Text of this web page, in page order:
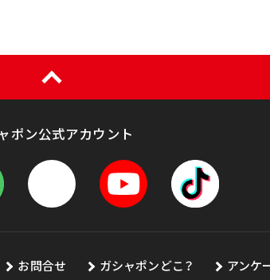
ポン公式アカウント
お問合せ ガシャポンどこ？ アンケ